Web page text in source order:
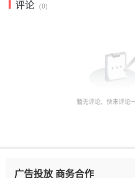
评论 (0)
广告投放 商务合作